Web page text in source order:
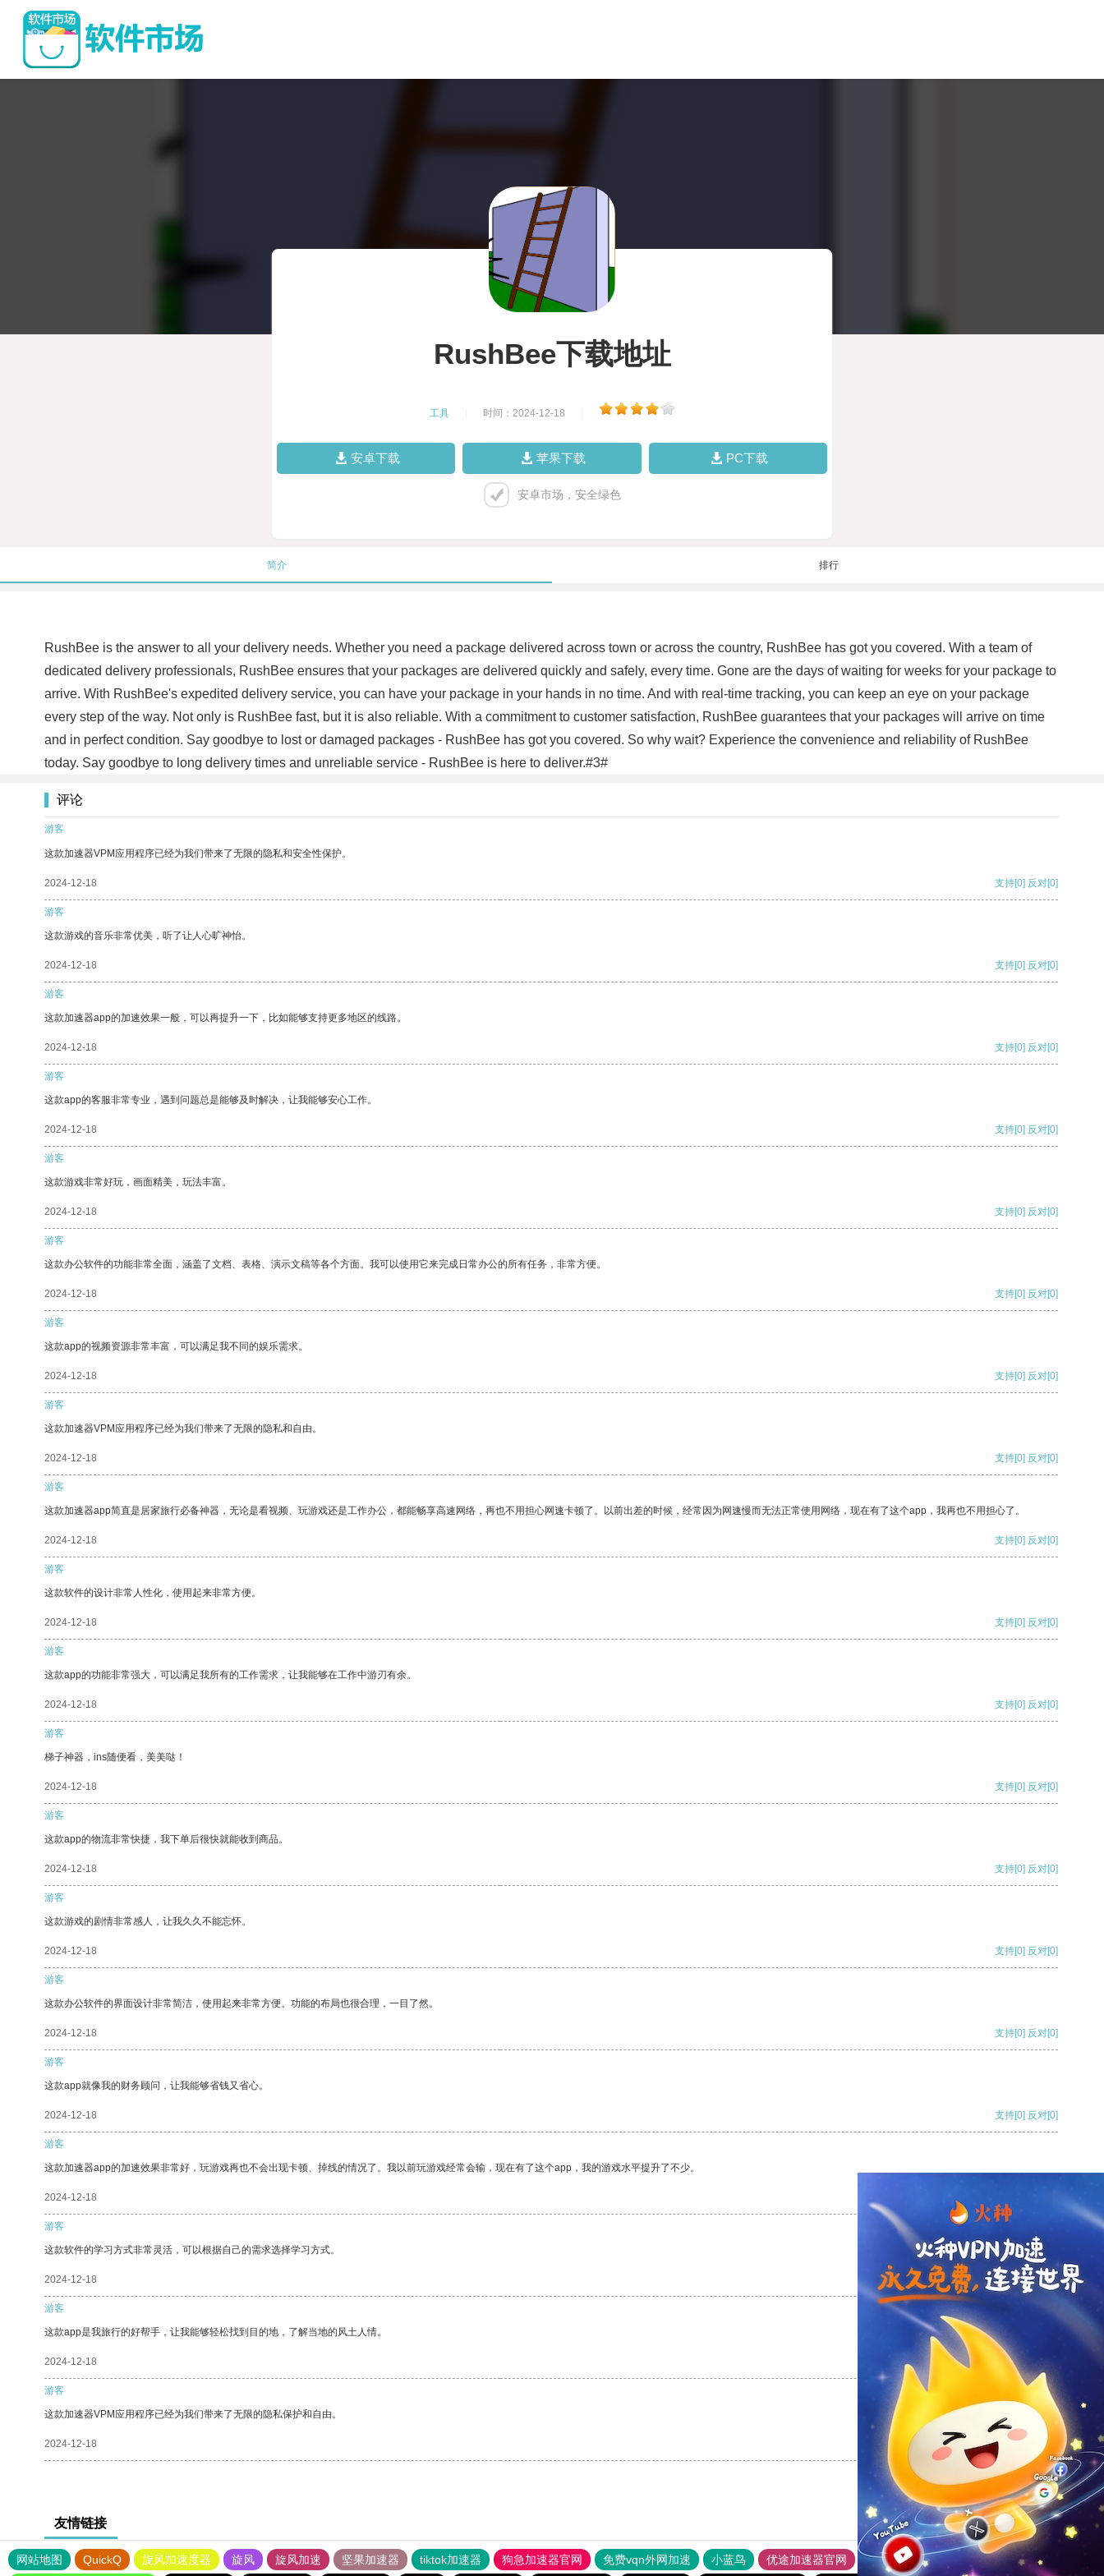
RushBee下载地址
工具 时间：2024-12-18
安卓下载 苹果下载 PC下载
安卓市场，安全绿色
简介 排行
RushBee is the answer to all your delivery needs. Whether you need a package delivered across town or across the country, RushBee has got you covered. With a team of
dedicated delivery professionals, RushBee ensures that your packages are delivered quickly and safely, every time. Gone are the days of waiting for weeks for your package to
arrive. With RushBee's expedited delivery service, you can have your package in your hands in no time. And with real-time tracking, you can keep an eye on your package
every step of the way. Not only is RushBee fast, but it is also reliable. With a commitment to customer satisfaction, RushBee guarantees that your packages will arrive on time
and in perfect condition. Say goodbye to lost or damaged packages - RushBee has got you covered. So why wait? Experience the convenience and reliability of RushBee
today. Say goodbye to long delivery times and unreliable service - RushBee is here to deliver.#3#
评论
游客
这款加速器VPM应用程序已经为我们带来了无限的隐私和安全性保护。
2024-12-18 支持[0] 反对[0]
游客
这款游戏的音乐非常优美，听了让人心旷神怡。
2024-12-18 支持[0] 反对[0]
游客
这款加速器app的加速效果一般，可以再提升一下，比如能够支持更多地区的线路。
2024-12-18 支持[0] 反对[0]
游客
这款app的客服非常专业，遇到问题总是能够及时解决，让我能够安心工作。
2024-12-18 支持[0] 反对[0]
游客
这款游戏非常好玩，画面精美，玩法丰富。
2024-12-18 支持[0] 反对[0]
游客
这款办公软件的功能非常全面，涵盖了文档、表格、演示文稿等各个方面。我可以使用它来完成日常办公的所有任务，非常方便。
2024-12-18 支持[0] 反对[0]
游客
这款app的视频资源非常丰富，可以满足我不同的娱乐需求。
2024-12-18 支持[0] 反对[0]
游客
这款加速器VPM应用程序已经为我们带来了无限的隐私和自由。
2024-12-18 支持[0] 反对[0]
游客
这款加速器app简直是居家旅行必备神器，无论是看视频、玩游戏还是工作办公，都能畅享高速网络，再也不用担心网速卡顿了。以前出差的时候，经常因为网速慢而无法正常使用网络，现在有了这个app，我再也不用担心了。
2024-12-18 支持[0] 反对[0]
游客
这款软件的设计非常人性化，使用起来非常方便。
2024-12-18 支持[0] 反对[0]
游客
这款app的功能非常强大，可以满足我所有的工作需求，让我能够在工作中游刃有余。
2024-12-18 支持[0] 反对[0]
游客
梯子神器，ins随便看，美美哒！
2024-12-18 支持[0] 反对[0]
游客
这款app的物流非常快捷，我下单后很快就能收到商品。
2024-12-18 支持[0] 反对[0]
游客
这款游戏的剧情非常感人，让我久久不能忘怀。
2024-12-18 支持[0] 反对[0]
游客
这款办公软件的界面设计非常简洁，使用起来非常方便。功能的布局也很合理，一目了然。
2024-12-18 支持[0] 反对[0]
游客
这款app就像我的财务顾问，让我能够省钱又省心。
2024-12-18 支持[0] 反对[0]
游客
这款加速器app的加速效果非常好，玩游戏再也不会出现卡顿、掉线的情况了。我以前玩游戏经常会输，现在有了这个app，我的游戏水平提升了不少。
2024-12-18
游客
这款软件的学习方式非常灵活，可以根据自己的需求选择学习方式。
2024-12-18 支持 [0] 反对[0]
游客
这款app是我旅行的好帮手，让我能够轻松找到目的地，了解当地的风土人情。
2024-12-18 支持[0] 反对
游客
这款加速器VPM应用程序已经为我们带来了无限的隐私保护和自由。
2024-12-18 支持[0] 反对[0]
友情链接
网站地图 QuickQ 旋风加速度器 旋风 旋风加速 坚果加速器 tiktok加速器 狗急加速器官网 免费vqn外网加速 小蓝鸟 优途加速器官网 风驰加速器 旋风加速器 八戒看书